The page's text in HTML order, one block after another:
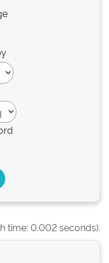
time: 0.002 seconds).